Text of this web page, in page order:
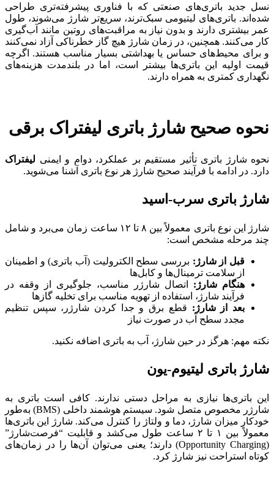
نسل جدید باتری‌های صنعتی که با فناوری پیشرفته‌تری طراحی
شده‌اند. باتری‌های لیتیومی سبک‌ترند، سریع‌تر شارژ می‌شوند، طول
عمر بیشتری دارند و بدون نیاز به مراقبت‌های روتین مانند آب‌گیری
کار می‌کنند. همچنین، در زمان شارژ هیچ گاز خطرناکی آزاد نمی‌کنند
و برای محیط‌های حساس یا بهداشتی بسیار مناسب هستند. اگرچه
قیمت اولیه این باتری‌ها بیشتر است، اما در بلندمدت هزینه‌های
نگهداری کمتری به همراه دارند.
نحوه صحیح شارژ باتری لیفتراک برقی
نحوه شارژ باتری تأثیر مستقیم بر عملکرد، دوام و ایمنی لیفتراک
دارد. در ادامه با فرآیند صحیح شارژ هر نوع باتری آشنا می‌شوید.
شارژ باتری سرب-اسید
شارژ این نوع باتری معمولاً بین ۸ تا ۱۲ ساعت زمان می‌برد و شامل
چند مرحله مشخص است:
قبل از شارژ: بررسی سطح الکترولیت (آب باتری) و اطمینان
از سلامت ترمینال‌ها و کابل‌ها
هنگام شارژ: اتصال شارژر مناسب، جلوگیری از وقفه در
فرآیند شارژ، استفاده از تهویه مناسب برای تخلیه گازها
بعد از شارژ : قطع برق و جدا کردن شارژر، سپس تنظیم
مجدد سطح آب در صورت نیاز
نکته مهم: هرگز در حین شارژ، آب به باتری اضافه نکنید.
شارژ باتری لیتیوم-یون
این باتری‌ها نیازی به مراحل دستی ندارند. کافی است باتری به
شارژر مخصوص متصل شود. سیستم هوشمند داخلی (BMS) به‌طور
خودکار میزان شارژ، دما و ولتاژ را کنترل می‌کند. شارژ این باتری‌ها
معمولاً بین ۱ تا ۲ ساعت طول می‌کشد و قابلیت “فرصت‌شارژ”
(Opportunity Charging) دارند؛ یعنی می‌توان آن‌ها را در زمان‌های
کوتاه استراحت نیز شارژ کرد.